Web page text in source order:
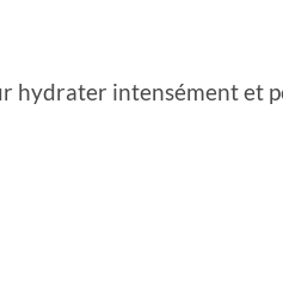
hydrater intensément et